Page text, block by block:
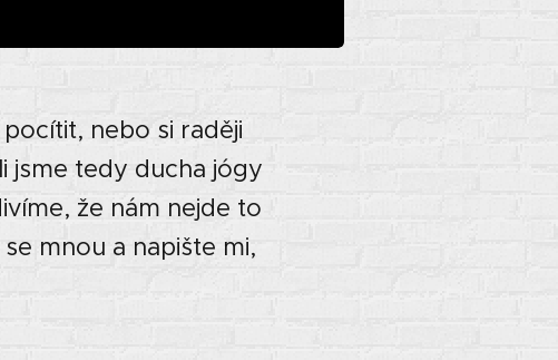
nebo si raději
jsme tedy ducha jógy
že nám nejde to
mnou a napište mi,